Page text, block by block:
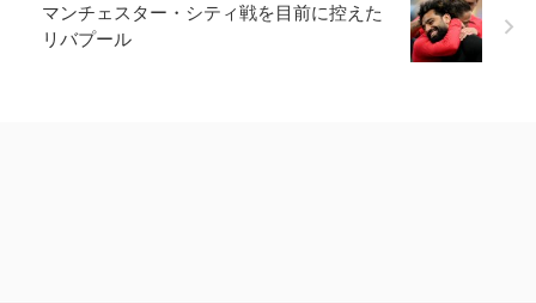
マンチェスター・シティ戦を目前に控えた
リバプール